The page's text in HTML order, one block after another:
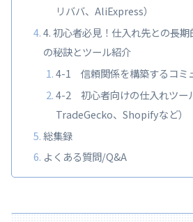
リババ、AliExpress）
4. 初心者必見！仕入れ先との長
の秘訣とツール紹介
4-1 信頼関係を構築するコミ
4-2 初心者向けの仕入れツー
TradeGecko、Shopifyなど）
総集録
よくある質問/Q&A